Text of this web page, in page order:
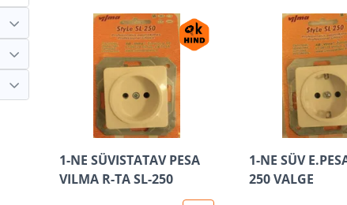
1-NE SÜVISTATAV PESA
VILMA R-TA SL-250
1-NE SÜV
250 VALGE